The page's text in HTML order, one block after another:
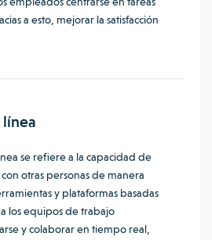
a esto, mejorar la satisfacción
se refiere a la capacidad de
otras personas de manera
y plataformas basadas
los equipos de trabajo
y colaborar en tiempo real,